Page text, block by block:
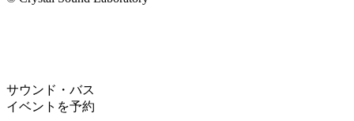
サウンド・バス
イベントを予約